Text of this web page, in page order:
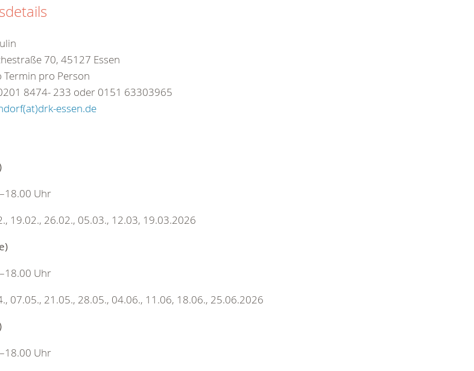
70, 45127 Essen
Termin pro Person
8474- 233 oder 0151 63303965
essen.de
Uhr
19.02., 26.02., 05.03., 12.03, 19.03.2026
Uhr
07.05., 21.05., 28.05., 04.06., 11.06, 18.06., 25.06.2026
Uhr